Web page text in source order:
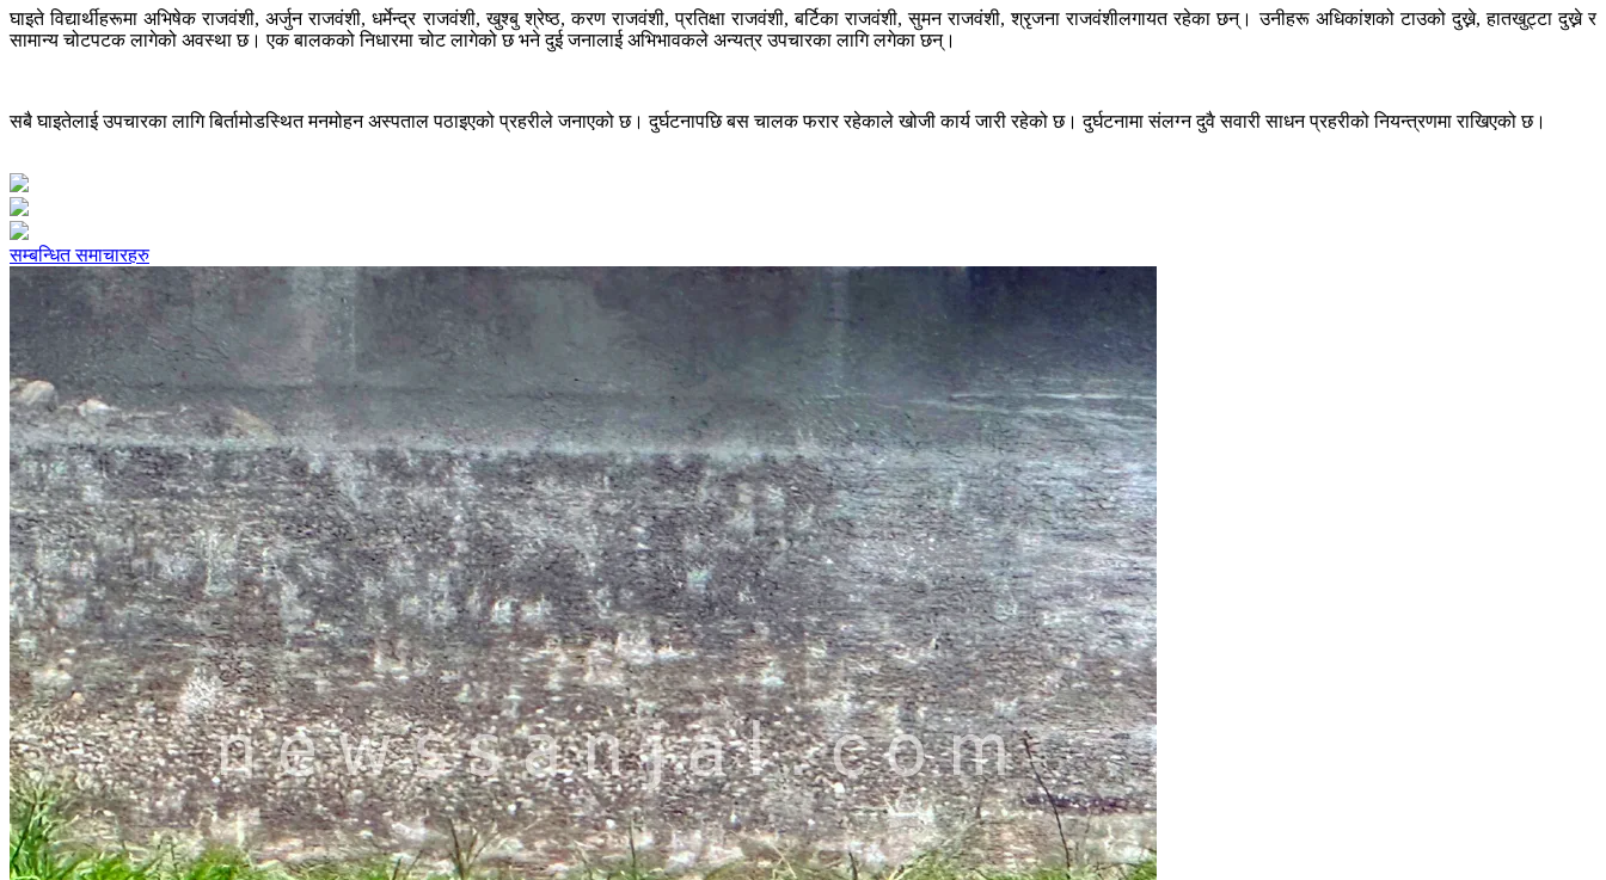
घाइते विद्यार्थीहरूमा अभिषेक राजवंशी, अर्जुन राजवंशी, धर्मेन्द्र राजवंशी, खुश्बु श्रेष्ठ, करण राजवंशी, प्रतिक्षा राजवंशी, बर्टिका राजवंशी, सुमन राजवंशी, श्रृजना राजवंशीलगायत रहेका छन्। उनीहरू अधिकांशको टाउको दुख्ने, हातखुट्टा दुख्ने र
सामान्य चोटपटक लागेको अवस्था छ। एक बालकको निधारमा चोट लागेको छ भने दुई जनालाई अभिभावकले अन्यत्र उपचारका लागि लगेका छन्।
सबै घाइतेलाई उपचारका लागि बिर्तामोडस्थित मनमोहन अस्पताल पठाइएको प्रहरीले जनाएको छ। दुर्घटनापछि बस चालक फरार रहेकाले खोजी कार्य जारी रहेको छ। दुर्घटनामा संलग्न दुवै सवारी साधन प्रहरीको नियन्त्रणमा राखिएको छ।
सम्बन्धित समाचारहरु